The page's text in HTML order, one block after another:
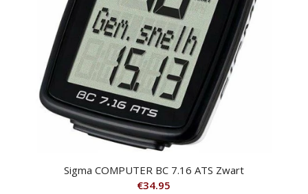
Sigma COMPUTER BC 7.16 ATS Zwart
€34.95